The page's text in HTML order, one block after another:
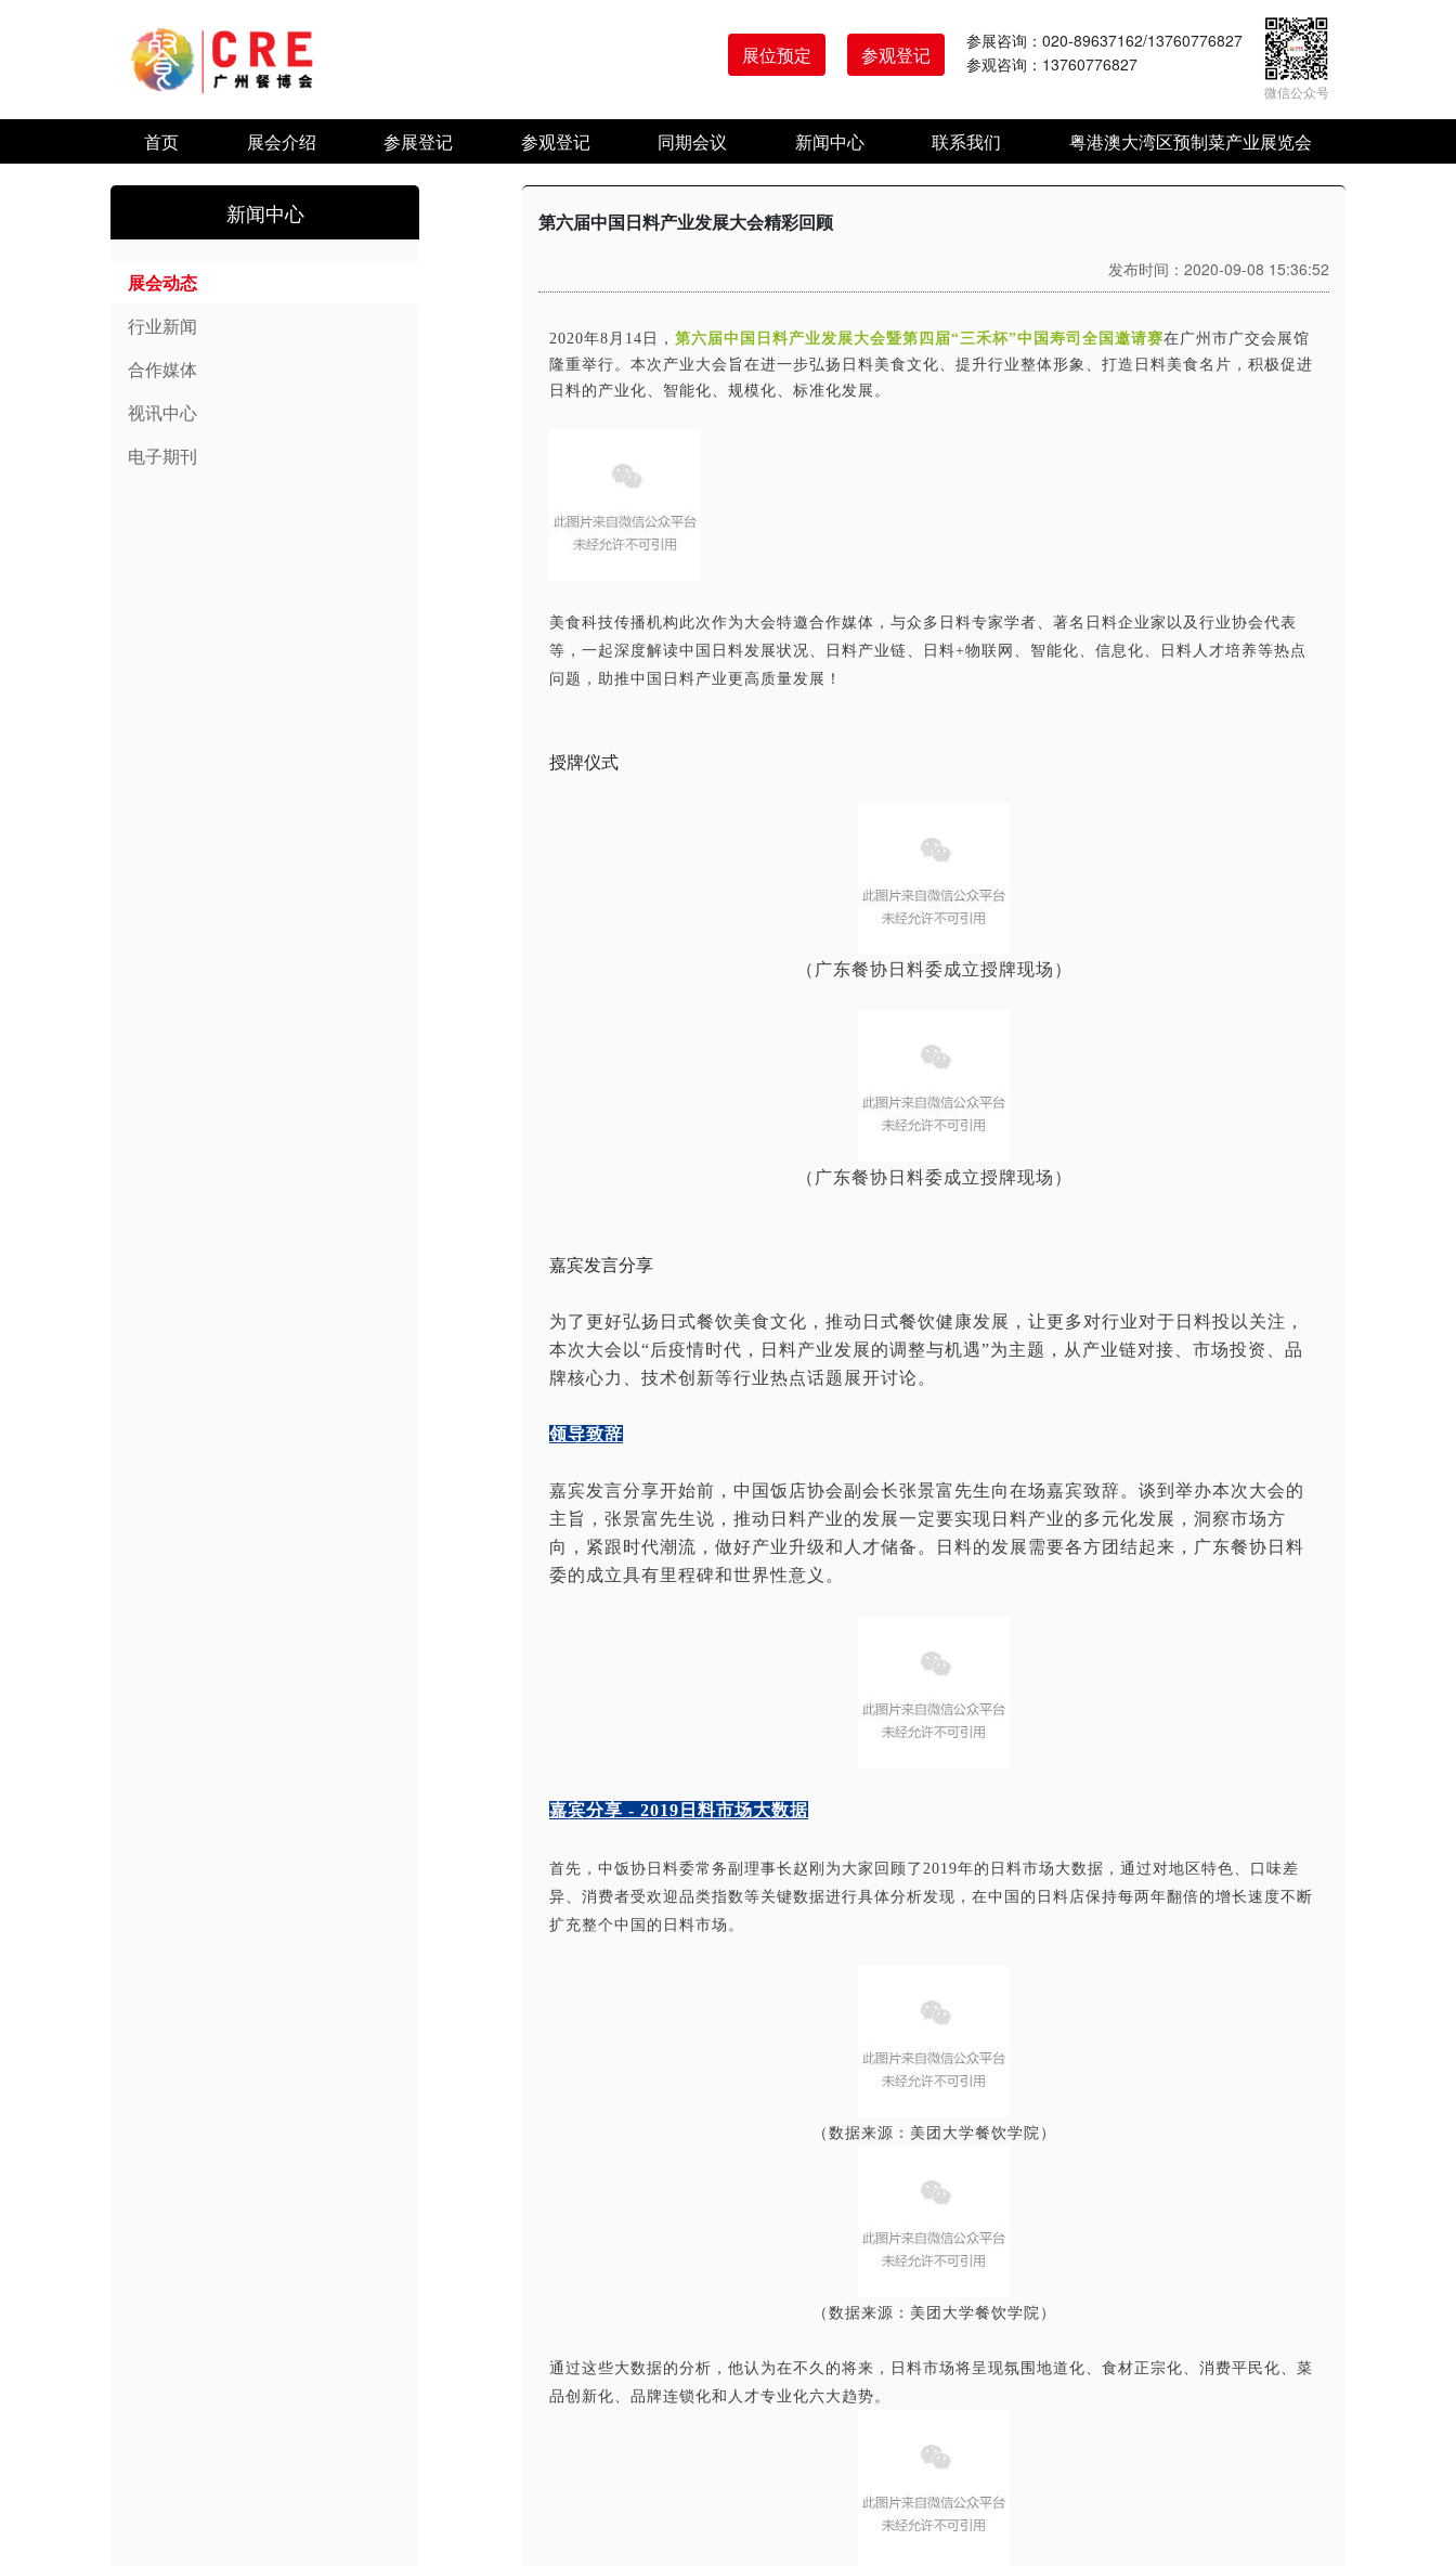
展位预定 参观登记
参展咨询 ：020-89637162/13760776827
参观咨询 ：13760776827
微信公众号
首页 展会介绍 参展登记 参观登记 同期会议 新闻中心 联系我们 粤港澳大湾区预制菜产业展览会
新闻中心
展会动态
行业新闻
合作媒体
视讯中心
电子期刊
第六届中国日料产业发展大会精彩回顾
发布时间：2020-09-08 15:36:52
2020年8月14日， 第六届中国日料产业发展大会暨第四届“三禾杯”中国寿司全国邀请赛在广州市广交会展馆
隆重举行。本次产业大会旨在进一步弘扬日料美食文化、提升行业整体形象、打造日料美食名片，积极促进
日料的产业化、智能化、规模化、标准化发展。
美食科技传播机构此次作为大会特邀合作媒体，与众多日料专家学者、著名日料企业家以及行业协会代表
等，一起深度解读中国日料发展状况、日料产业链、日料+物联网、智能化、信息化、日料人才培养等热点
问题，助推中国日料产业更高质量发展！
授牌仪式
（广东餐协日料委成立授牌现场）
（广东餐协日料委成立授牌现场）
嘉宾发言分享
为了更好弘扬日式餐饮美食文化，推动日式餐饮健康发展，让更多对行业对于日料投以关注，
本次大会以“后疫情时代，日料产业发展的调整与机遇”为主题，从产业链对接、市场投资、品
牌核心力、技术创新等行业热点话题展开讨论。
领导致辞
嘉宾发言分享开始前，中国饭店协会副会长张景富先生向在场嘉宾致辞。谈到举办本次大会的
主旨，张景富先生说，推动日料产业的发展一定要实现日料产业的多元化发展，洞察市场方
向，紧跟时代潮流，做好产业升级和人才储备。日料的发展需要各方团结起来，广东餐协日料
委的成立具有里程碑和世界性意义。
嘉宾分享 - 2019日料市场大数据
首先，中饭协日料委常务副理事长赵刚为大家回顾了2019年的日料市场大数据，通过对地区特色、口味差
异、消费者受欢迎品类指数等关键数据进行具体分析发现，在中国的日料店保持每两年翻倍的增长速度不断
扩充整个中国的日料市场。
（数据来源： 美团大学餐饮学院）
（数据来源： 美团大学餐饮学院）
通过这些大数据的分析，他认为在不久的将来，日料市场将呈现氛围地道化、食材正宗化、消费平民化、菜
品创新化、品牌连锁化和人才专业化六大趋势。